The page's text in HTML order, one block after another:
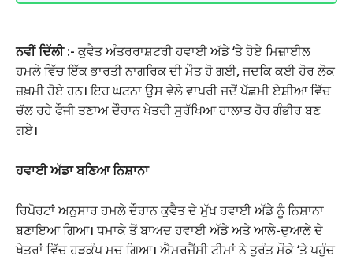
ਨਵੀਂ ਦਿੱਲੀ :- ਕੁਵੈਤ ਅੰਤਰਰਾਸ਼ਟਰੀ ਹਵਾਈ ਅੱਡੇ ‘ਤੇ ਹੋਏ ਮਿਜ਼ਾਈਲ
ਹਮਲੇ ਵਿੱਚ ਇੱਕ ਭਾਰਤੀ ਨਾਗਰਿਕ ਦੀ ਮੌਤ ਹੋ ਗਈ, ਜਦਕਿ ਕਈ ਹੋਰ ਲੋਕ
ਜ਼ਖ਼ਮੀ ਹੋਏ ਹਨ। ਇਹ ਘਟਨਾ ਉਸ ਵੇਲੇ ਵਾਪਰੀ ਜਦੋਂ ਪੱਛਮੀ ਏਸ਼ੀਆ ਵਿੱਚ
ਚੱਲ ਰਹੇ ਫੌਜੀ ਤਣਾਅ ਦੌਰਾਨ ਖੇਤਰੀ ਸੁਰੱਖਿਆ ਹਾਲਾਤ ਹੋਰ ਗੰਭੀਰ ਬਣ
ਗਏ।
ਹਵਾਈ ਅੱਡਾ ਬਣਿਆ ਨਿਸ਼ਾਨਾ
ਰਿਪੋਰਟਾਂ ਅਨੁਸਾਰ ਹਮਲੇ ਦੌਰਾਨ ਕੁਵੈਤ ਦੇ ਮੁੱਖ ਹਵਾਈ ਅੱਡੇ ਨੂੰ ਨਿਸ਼ਾਨਾ
ਬਣਾਇਆ ਗਿਆ। ਧਮਾਕੇ ਤੋਂ ਬਾਅਦ ਹਵਾਈ ਅੱਡੇ ਅਤੇ ਆਲੇ-ਦੁਆਲੇ ਦੇ
ਖੇਤਰਾਂ ਵਿੱਚ ਹੜਕੰਪ ਮਚ ਗਿਆ। ਐਮਰਜੈਂਸੀ ਟੀਮਾਂ ਨੇ ਤੁਰੰਤ ਮੌਕੇ ‘ਤੇ ਪਹੁੰਚ